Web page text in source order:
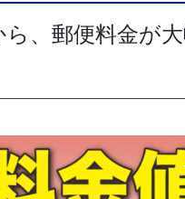
発送
在庫管
、郵便料金が